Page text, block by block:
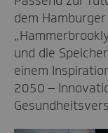
dem
und die
einem
2050 –